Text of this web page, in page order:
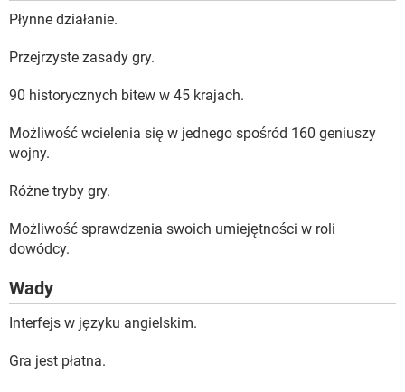
Płynne działanie.
Przejrzyste zasady gry.
90 historycznych bitew w 45 krajach.
Możliwość wcielenia się w jednego spośród 160 geniuszy
wojny.
Różne tryby gry.
Możliwość sprawdzenia swoich umiejętności w roli
dowódcy.
Wady
Interfejs w języku angielskim.
Gra jest płatna.